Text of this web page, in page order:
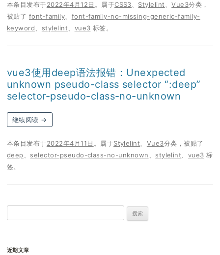
本条目发布于2022年4月12日 。属于CSS3 Stylelint 、Vue3分类，
被贴了 font-family
font-family-no-missing-generic-family-
keyword
stylelint vue3 标签。
vue3使用deep语法报错：Unexpected
unknown pseudo-class selector “:deep”
selector-pseudo-class-no-unknown
继续阅读 →
本条目发布于2022年4月11日 。属于Stylelint Vue3分类，被贴了
deep
selector-pseudo-class-no-unknown stylelint vue3 标
签。
索：
近期文章